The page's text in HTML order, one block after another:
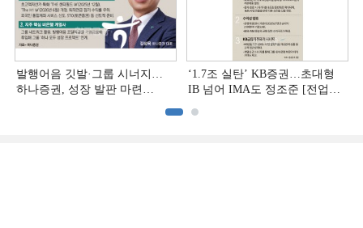
발행어음 깃발·그룹 시너지…
하나증권, 성장 발판 마련
‘1.7조 실탄’ KB증권…초대형
IB 넘어 IMA도 정조준 [전업계